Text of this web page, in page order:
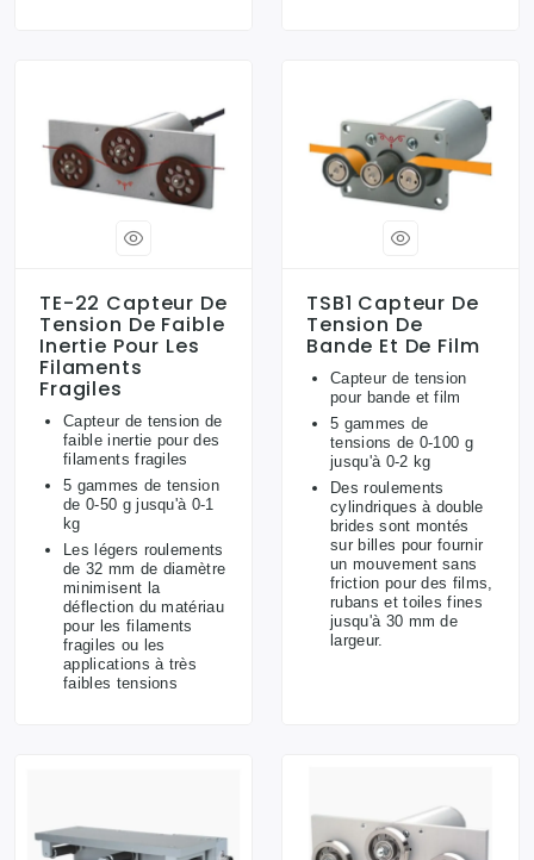
TE-22 Capteur De
Tension De Faible
Inertie Pour Les
Filaments
Fragiles
Capteur de tension de
faible inertie pour des
filaments fragiles
5 gammes de tension
de 0-50 g jusqu'à 0-1
kg
Les légers roulements
de 32 mm de diamètre
minimisent la
déflection du matériau
pour les filaments
fragiles ou les
applications à très
faibles tensions
TSB1 Capteur De
Tension De
Bande Et De Film
Capteur de tension
pour bande et film
5 gammes de
tensions de 0-100 g
jusqu'à 0-2 kg
Des roulements
cylindriques à double
brides sont montés
sur billes pour fournir
un mouvement sans
friction pour des films,
rubans et toiles fines
jusqu'à 30 mm de
largeur.